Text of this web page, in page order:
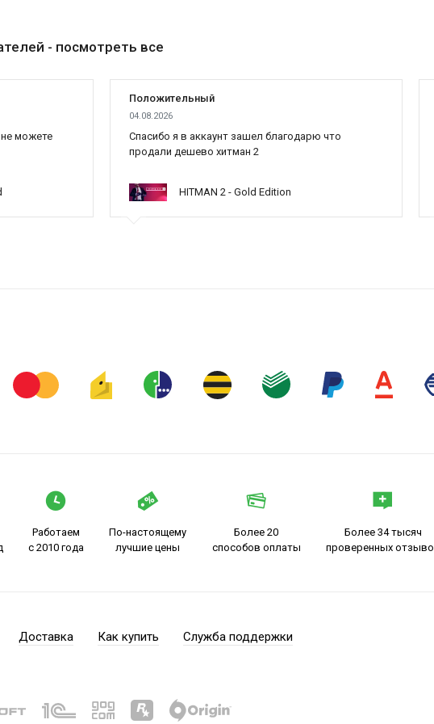
- посмотреть все
можете
Положительный
04.08.2026
Cпасибо я в аккаунт зашел благодарю что
продали дешево хитман 2
HITMAN 2 - Gold Edition
Работаем
с 2010 года
По-настоящему
лучшие цены
Более 20
способов оплаты
Более 34 тысяч
проверенных
Доставка Как купить Служба поддержки